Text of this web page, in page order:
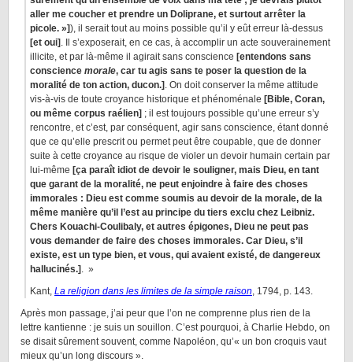
aller me coucher et prendre un Doliprane, et surtout arrêter la
picole. »]), il serait tout au moins possible qu’il y eût erreur là-dessus
[et oui] . Il s’exposerait, en ce cas, à accomplir un acte souverainement
illicite, et par là-même il agirait sans conscience [entendons sans
conscience morale, car tu agis sans te poser la question de la
moralité de ton action, ducon.] . On doit conserver la même attitude
vis-à-vis de toute croyance historique et phénoménale [Bible, Coran,
ou même corpus raélien] ; il est toujours possible qu’une erreur s’y
rencontre, et c’est, par conséquent, agir sans conscience, étant donné
que ce qu’elle prescrit ou permet peut être coupable, que de donner
suite à cette croyance au risque de violer un devoir humain certain par
lui-même [ça paraît idiot de devoir le souligner, mais Dieu, en tant
que garant de la moralité, ne peut enjoindre à faire des choses
immorales : Dieu est comme soumis au devoir de la morale, de la
même manière qu’il l’est au principe du tiers exclu chez Leibniz.
Chers Kouachi-Coulibaly, et autres épigones, Dieu ne peut pas
vous demander de faire des choses immorales. Car Dieu, s’il
existe, est un type bien, et vous, qui avaient existé, de dangereux
hallucinés.] . »
Kant, La religion dans les limites de la simple raison, 1794, p. 143.
Après mon passage, j’ai peur que l’on ne comprenne plus rien de la
lettre kantienne : je suis un souillon. C’est pourquoi, à Charlie Hebdo, on
se disait sûrement souvent, comme Napoléon, qu’« un bon croquis vaut
mieux qu’un long discours ».